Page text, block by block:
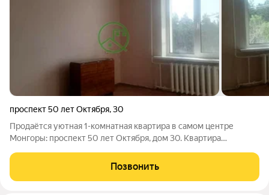
проспект 50 лет Октября,30
Продаётся уютная 1-комнатная квартира в самом центре
Монгоры: проспект 50 лет Октября, дом 30. Квартира
дома, построенного в 1978 году. Основные характеристики:
Общая площадь квартиры составляет
Позвонить